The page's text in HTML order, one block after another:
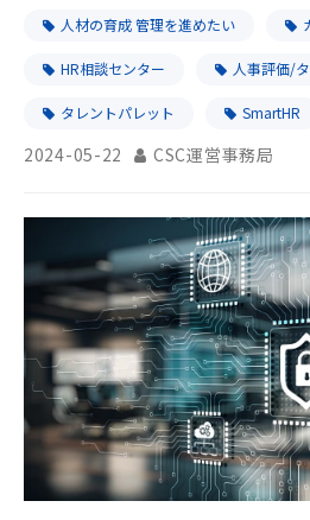
人材の育成 管理を進めたい
HR相談センター 人事評価/
タレントパレット SmartHR
2024-05-22 CSC運営事務局